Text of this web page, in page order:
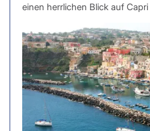
einen herrlichen Blick auf